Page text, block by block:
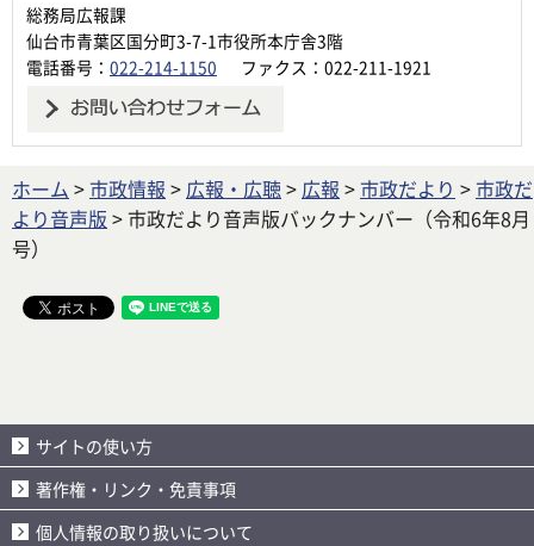
総務局広報課
仙台市青葉区国分町3-7-1市役所本庁舎3階
電話番号： 022-214-1150 ファクス：022-211-1921
ホーム >市政情報 > 広報・広聴 > 広報 >市政だより >市政だ
より音声版 > 市政だより音声版バックナンバー（令和6年8月
号）
サイトの使い方
著作権・リンク・免責事項
個人情報の取り扱いについて